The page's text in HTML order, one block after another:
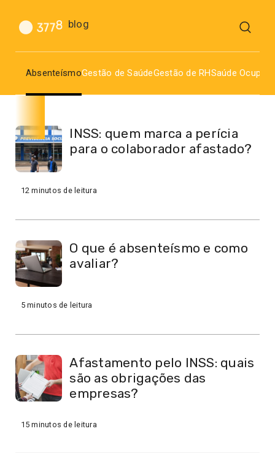
blog
AbsenteísmoGestão de SaúdeGestão de RHSaúde
INSS: quem marca a perícia
para o colaborador afastado?
12 minutos de leitura
O que é absenteísmo e como
avaliar?
5minutos de leitura
Afastamento pelo INSS: quais
são as obrigações das
empresas?
15 minutos de leitura